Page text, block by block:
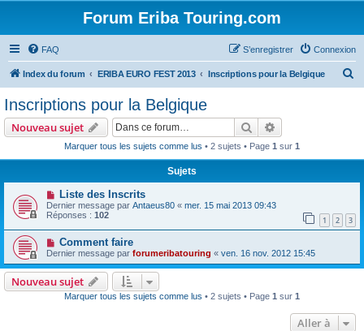
Forum Eriba Touring.com
FAQ Connexion
S’enregistrer
Index du forum ERIBA EURO FEST 2013 Inscriptions pour la Belgique
e
Inscriptions pour la Belgique
Nouveau sujet Rechercher
Marquer tous les sujets comme lus • 2 sujets • Page 1 sur 1
Sujets
Liste des Inscrits
Dernier message par Antaeus80 « mer. 15 mai 2013 09:43
Réponses : 102 1 2 3
Comment faire
Dernier message par forumeribatouring « ven. 16 nov. 2012 15:45
Nouveau sujet
Marquer tous les sujets comme lus • 2 sujets • Page 1 sur 1
Aller à